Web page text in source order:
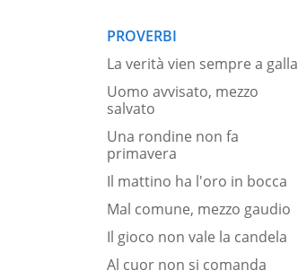
PROVERBI
La verità vien sempre a galla
Uomo avvisato, mezzo
salvato
Una rondine non fa
primavera
Il mattino ha l'oro in bocca
Mal comune, mezzo gaudio
Il gioco non vale la candela
Al cuor non si comanda